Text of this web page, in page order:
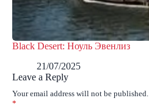
Black Desert: Ноуль Эвенлиз
21/07/2025
Leave a Reply
Your email address will not be published.
*